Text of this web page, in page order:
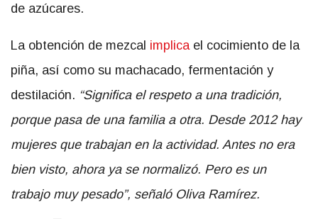
de azúcares.
La obtención de mezcal implica el cocimiento de la
piña, así como su machacado, fermentación y
destilación. “Significa el respeto a una tradición,
porque pasa de una familia a otra. Desde 2012 hay
mujeres que trabajan en la actividad. Antes no era
bien visto, ahora ya se normalizó. Pero es un
trabajo muy pesado”, señaló Oliva Ramírez.